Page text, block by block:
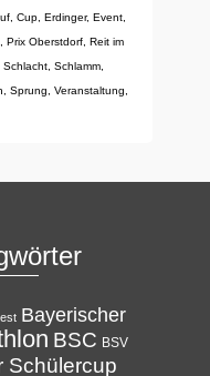
Cup Erdinger, Event
Prix Oberstdorf Reit im
Schlacht Schlamm
Sprung Veranstaltung
Bayerischer
BSC BSV
Schülercup